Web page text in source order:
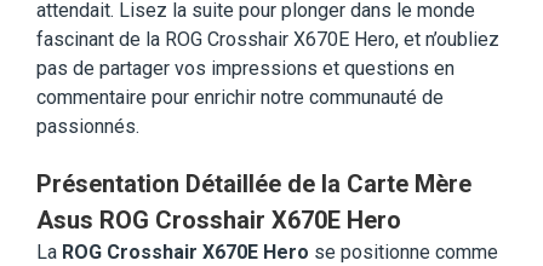
attendait. Lisez la suite pour plonger dans le monde
fascinant de la ROG Crosshair X670E Hero, et n’oubliez
pas de partager vos impressions et questions en
commentaire pour enrichir notre communauté de
passionnés.
Présentation Détaillée de la Carte Mère
Asus ROG Crosshair X670E Hero
La ROG Crosshair X670E Hero se positionne comme